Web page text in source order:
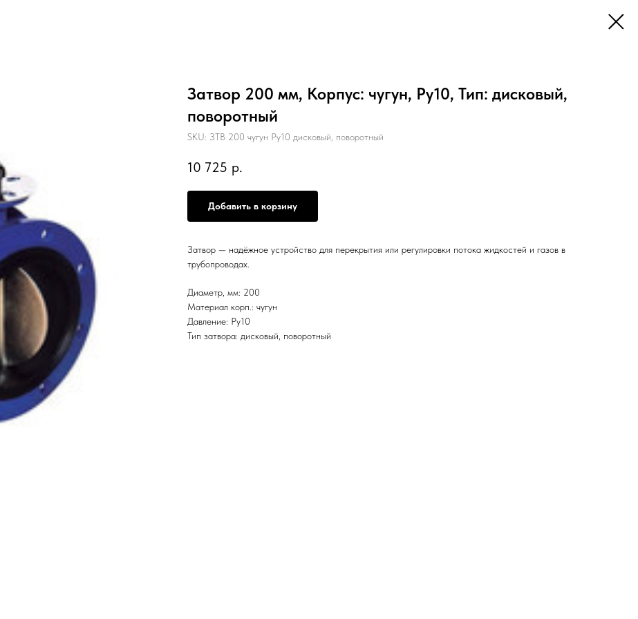
Затвор 200 мм, Корпус: чугун, Ру10, Тип: дисковый,
поворотный
SKU: ЗТВ 200 чугун Ру10 дисковый, поворотный
10 725 р.
Добавить в корзину
Затвор — надёжное устройство для перекрытия или регулировки потока жидкостей и газов в
трубопроводах.
Диаметр, мм: 200
Материал корп.: чугун
Давление: Ру10
Тип затвора: дисковый, поворотный